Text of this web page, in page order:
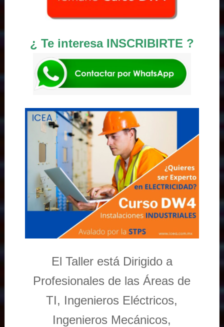
¿ Te interesa INSCRIBIRTE ?
El Taller está Dirigido a
Profesionales de las Áreas de
TI, Ingenieros Eléctricos,
Ingenieros Mecánicos,